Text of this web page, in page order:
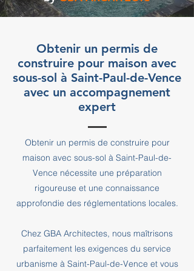
Obtenir un permis de
construire pour maison avec
sous-sol à Saint-Paul-de-Vence
avec un accompagnement
expert
Obtenir un permis de construire pour
maison avec sous-sol à Saint-Paul-de-
Vence nécessite une préparation
rigoureuse et une connaissance
approfondie des réglementations locales.
Chez GBA Architectes, nous maîtrisons
parfaitement les exigences du service
urbanisme à Saint-Paul-de-Vence et vous